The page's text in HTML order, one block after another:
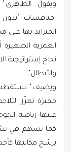
ويقول
منافسات "بدون
المتزايد بها
العمرية
نجاح إستراتيجية
والأبطال".
ويضيف:" تستقطب
مميزة تعزّز
عليها رياضة
كما تسهم في
يرسّخ مكانتها كأحد